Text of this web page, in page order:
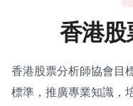
香港股
香港股票分析師協會目
標準，推廣專業知識，